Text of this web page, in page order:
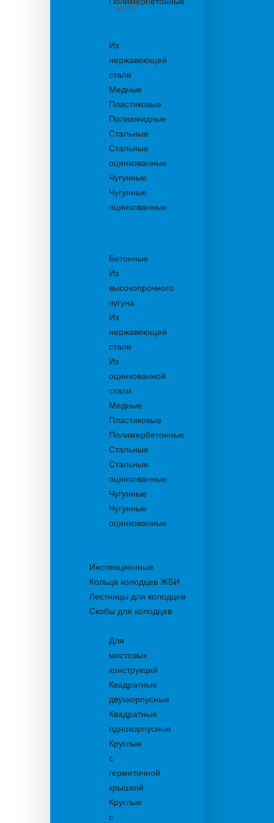
из бетона
М600
Из
нержавеющей
стали
Медные
Пластиковые
Полиамидные
Стальные
Стальные
оцинкованные
Чугунные
Чугунные
оцинкованные
Бетонные
Из
высокопрочного
чугуна
Из
нержавеющей
стали
Из
оцинкованной
стали
Медные
Пластиковые
Полимербетонные
Стальные
Стальные
оцинкованные
Чугунные
Чугунные
оцинкованные
Инспекционные
Кольца колодцев ЖБИ
Лестницы для колодцев
Скобы для колодцев
Для
мостовых
конструкций
Квадратные
двухкорпусные
Квадратные
однокорпусные
Круглые
с
герметичной
крышкой
Круглые
с